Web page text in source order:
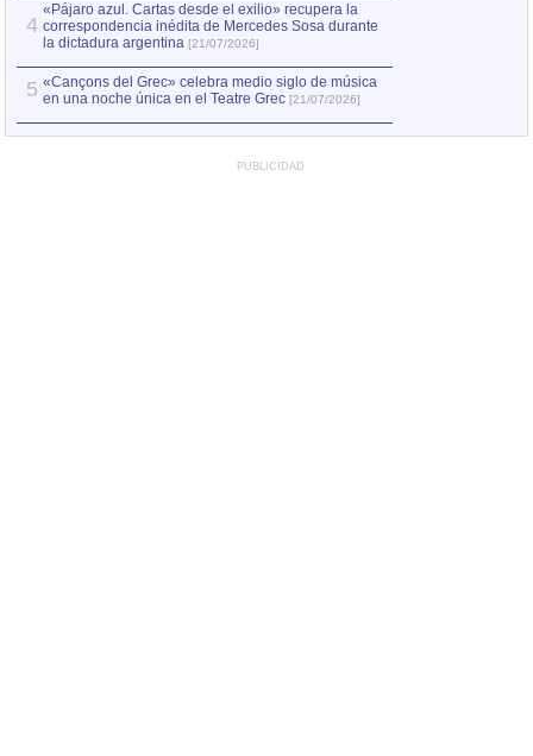
4
«Pájaro azul. Cartas desde el exilio» recupera la
correspondencia inédita de Mercedes Sosa durante
la dictadura argentina [21/07/2026]
5 «Cançons del Grec» celebra medio siglo de música
en una noche única en el Teatre Grec [21/07/2026]
PUBLICIDAD